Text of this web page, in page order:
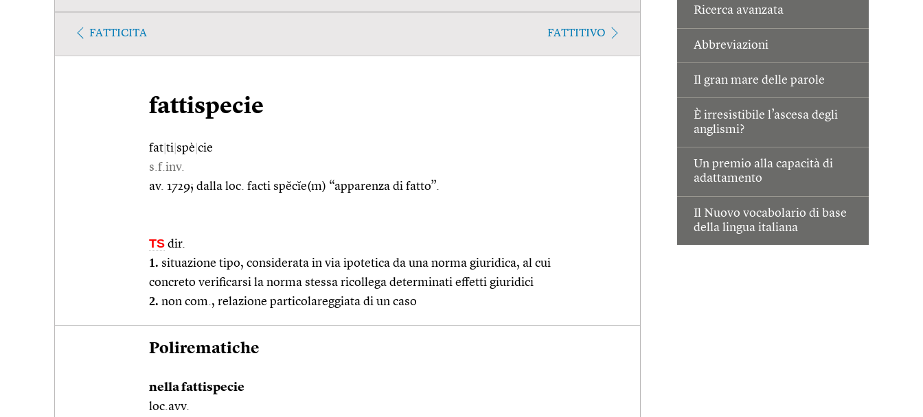
Ricerca avanzata
Abbreviazioni
Il gran mare delle parole
È irresistibile l’ascesa degli
anglismi?
Un premio alla capacità di
adattamento
Il Nuovo vocabolario di base
della lingua italiana
FATTICITA FATTITIVO
fattispecie
fat ti spè cie
s.f.inv.
av. 1729; dalla loc. facti spĕcĭe(m) “apparenza di fatto”.
TS dir.
1. situazione tipo, considerata in via ipotetica da una norma giuridica, al cui
concreto verificarsi la norma stessa ricollega determinati effetti giuridici
2. non com., relazione particolareggiata di un caso
Polirematiche
nella fattispecie
loc.avv.